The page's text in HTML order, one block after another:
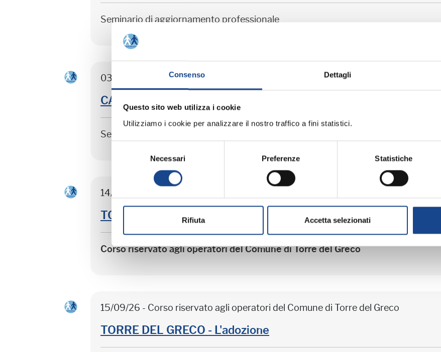
Consenso Dettagli
Questo sito web utilizza i cookie
Utilizziamo i cookie per analizzare il nostro traffico a fini statistici.
Necessari Preferenze Statistiche
Rifiuta Accetta selezionati
Seminario di aggiornamento professionale
03/09/26 - Seminario di aggiornamento professionale
CASTEL SAN PIETRO TERME (BO) - La cittadinanza italiana
Seminario di aggiornamento professionale
14/09/26 - Corso riservato agli operatori del Comune di Torre del Greco
TORRE DEL GRECO - Separazione e divorzio
Corso riservato agli operatori del Comune di Torre del Greco
15/09/26 - Corso riservato agli operatori del Comune di Torre del Greco
TORRE DEL GRECO - L'adozione